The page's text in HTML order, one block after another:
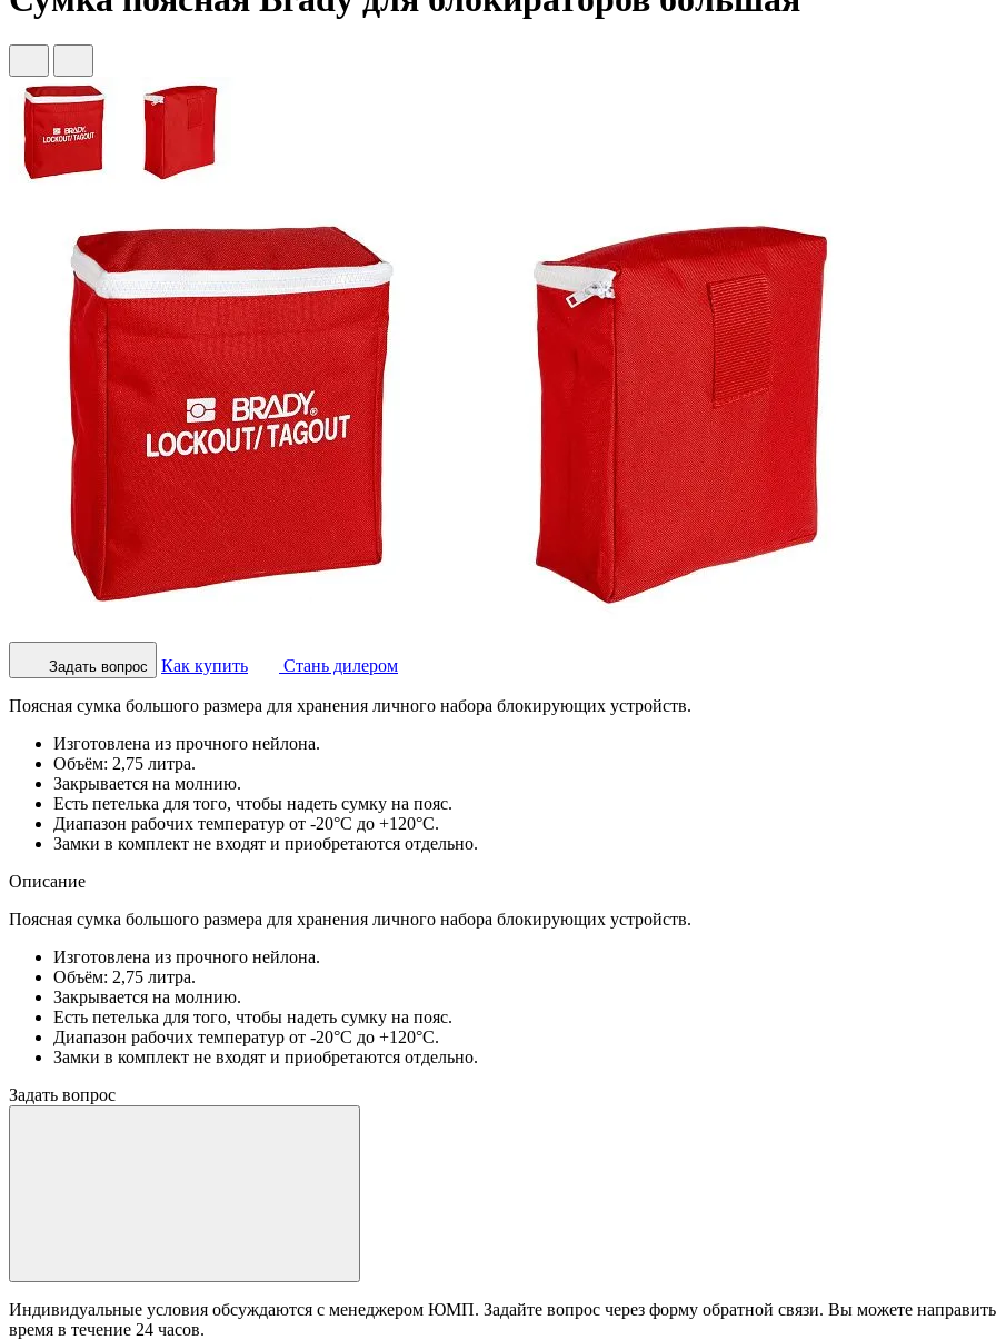
Задать вопрос Как купить Стань дилером
Поясная сумка большого размера для хранения личного набора блокирующих устройств.
Изготовлена из прочного нейлона.
Объём: 2,75 литра.
Закрывается на молнию.
Есть петелька для того, чтобы надеть сумку на пояс.
Диапазон рабочих температур от -20°С до +120°С.
Замки в комплект не входят и приобретаются отдельно.
Описание
Поясная сумка большого размера для хранения личного набора блокирующих устройств.
Изготовлена из прочного нейлона.
Объём: 2,75 литра.
Закрывается на молнию.
Есть петелька для того, чтобы надеть сумку на пояс.
Диапазон рабочих температур от -20°С до +120°С.
Замки в комплект не входят и приобретаются отдельно.
Задать вопрос
Индивидуальные условия обсуждаются с менеджером ЮМП. Задайте вопрос через форму обратной связи. Вы можете
время в течение 24 часов.